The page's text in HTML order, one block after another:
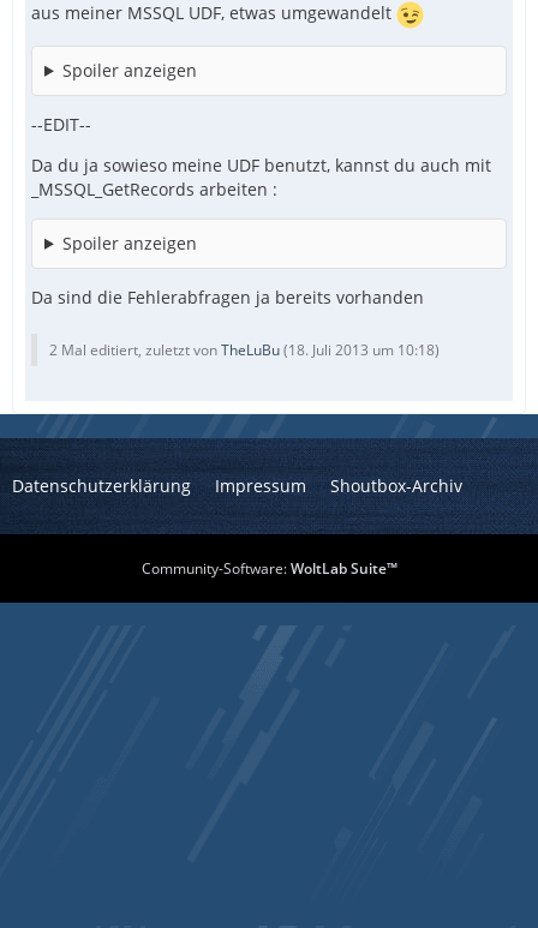
aus meiner MSSQL UDF, etwas umgewandelt
Spoiler anzeigen
--EDIT--
Da du ja sowieso meine UDF benutzt, kannst du auch mit
_MSSQL_GetRecords arbeiten :
Spoiler anzeigen
Da sind die Fehlerabfragen ja bereits vorhanden
2 Mal editiert, zuletzt vonTheLuBu(18. Juli 2013 um 10:18)
Datenschutzerklärung Impressum Shoutbox-Archiv
Community-Software:WoltLab Suite™